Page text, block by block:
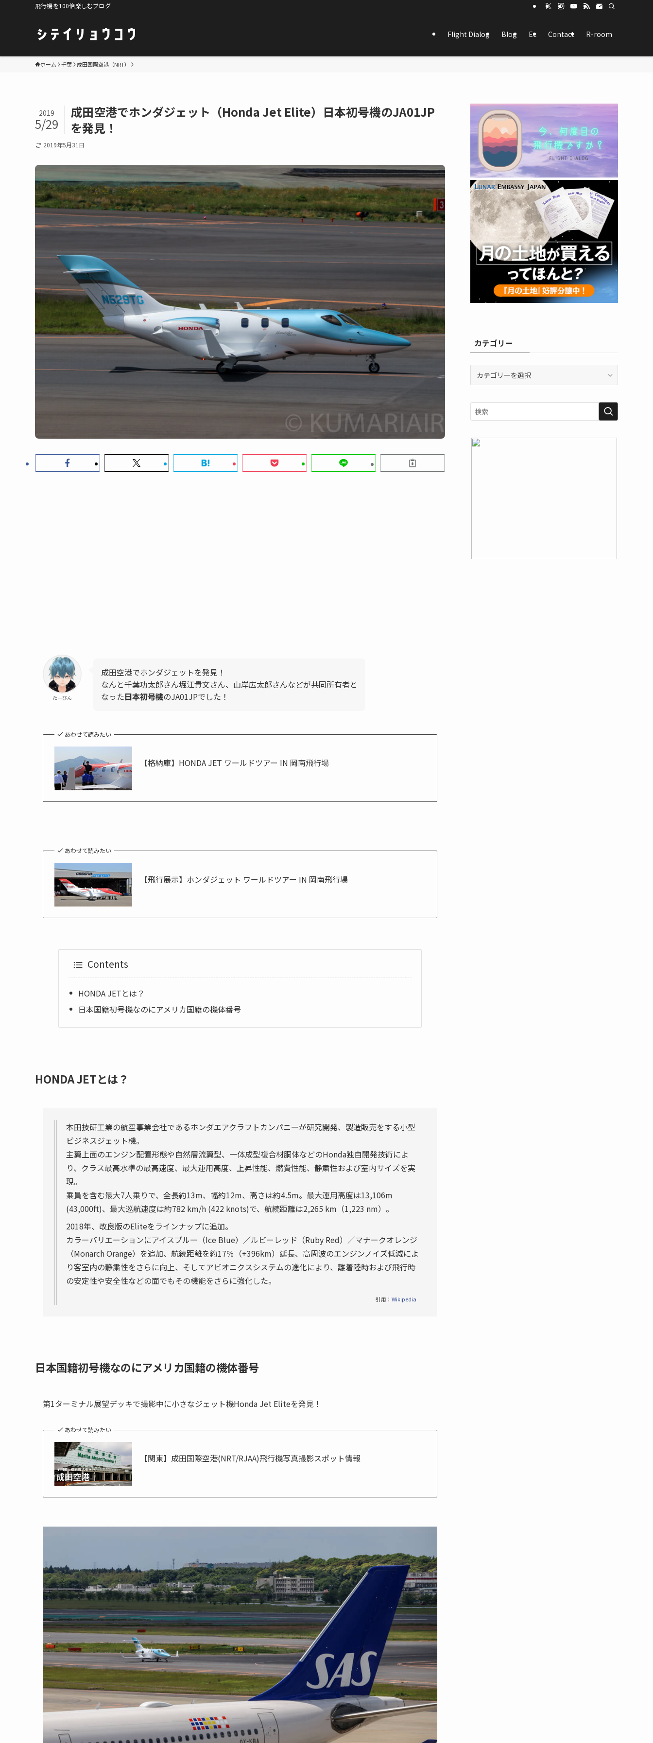
飛行機を100倍楽しむブログ
Flight Dialog Blog Ec Contact R-room
ホーム 千葉 成田国際空港（NRT）
成田空港でホンダジェット（Honda Jet Elite）日本初号機のJA01JP
を発見！
2019
5/29
2019年5月31日
たーびん
成田空港でホンダジェットを発見！
なんと千葉功太郎さん堀江貴文さん、山岸広太郎さんなどが共同所有者と
なった 日本初号機のJA01JPでした！
あわせて読みたい
【格納庫】HONDA JET ワールドツアー IN 岡南飛行場
あわせて読みたい
【飛行展示】ホンダジェット ワールドツアー IN 岡南飛行場
Contents
HONDA JETとは？
日本国籍初号機なのにアメリカ国籍の機体番号
HONDA JETとは？
本田技研工業の航空事業会社であるホンダエアクラフトカンパニーが研究開発、製造販売をする小型
ビジネスジェット機。
主翼上面のエンジン配置形態や自然層流翼型、一体成型複合材胴体などのHonda独自開発技術によ
り、クラス最高水準の最高速度、最大運用高度、上昇性能、燃費性能、静粛性および室内サイズを実
現。
乗員を含む最大7人乗りで、全長約13m、幅約12m、高さは約4.5m。最大運用高度は13,106m
(43,000ft)、最大巡航速度は約782 km/h (422 knots)で、航続距離は2,265 km（1,223 nm）。
2018年、改良版のEliteをラインナップに追加。
カラーバリエーションにアイスブルー（Ice Blue）／ルビーレッド（Ruby Red）／マナークオレンジ
（Monarch Orange）を追加、航続距離を約17％（+396km）延長、高周波のエンジンノイズ低減によ
り客室内の静粛性をさらに向上、そしてアビオニクスシステムの進化により、離着陸時および飛行時
の安定性や安全性などの面でもその機能をさらに強化した。
引用： Wikipedia
日本国籍初号機なのにアメリカ国籍の機体番号
第1ターミナル展望デッキで撮影中に小さなジェット機Honda Jet Eliteを発見！
あわせて読みたい
【関東】成田国際空港(NRT/RJAA)飛行機写真撮影スポット情報
カテゴリー
リ
ー